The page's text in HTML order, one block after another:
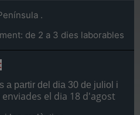
.
de 2 a 3 dies laborables
a partir del dia 30 de juliol i
el dia 18 d'agost